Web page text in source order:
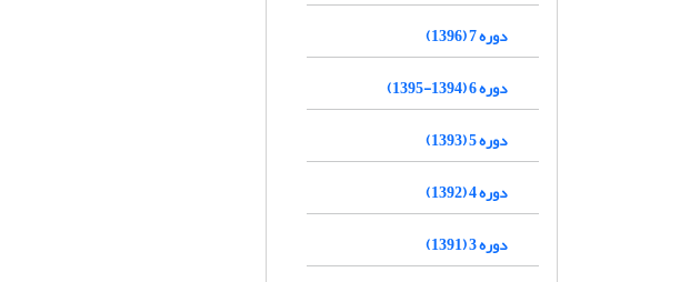
دوره 7 (1396)
دوره 6 (1394-1395)
دوره 5 (1393)
دوره 4 (1392)
دوره 3 (1391)